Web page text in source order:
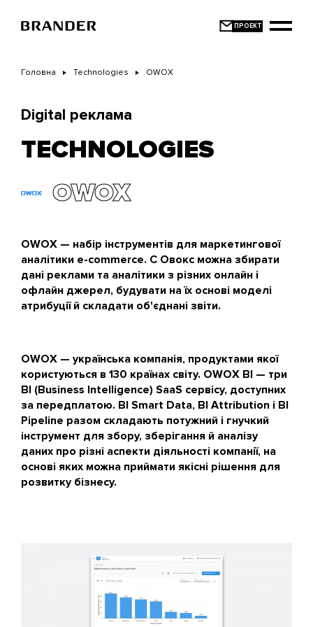
основного
Головна Technologies OWOX
Digital реклама
TECHNOLOGIES
OWOX
OWOX — набір інструментів для маркетингової
аналітики e-commerce. C Овокс можна збирати
дані реклами та аналітики з різних онлайн і
офлайн джерел, будувати на їх основі моделі
атрибуції й складати об'єднані звіти.
OWOX — українська компанія, продуктами якої
користуються в 130 країнах світу. OWOX BI — три
BI (Business Intelligence) SaaS сервісу, доступних
за передплатою. BI Smart Data, BI Attribution і BI
Pipeline разом складають потужний і гнучкий
інструмент для збору, зберігання й аналізу
даних про різні аспекти діяльності компанії, на
основі яких можна приймати якісні рішення для
розвитку бізнесу.